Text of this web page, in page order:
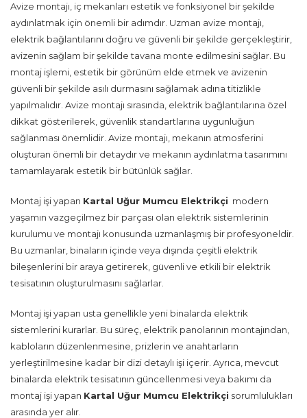
Avize montajı, iç mekanları estetik ve fonksiyonel bir şekilde
aydınlatmak için önemli bir adımdır. Uzman avize montajı,
elektrik bağlantılarını doğru ve güvenli bir şekilde gerçekleştirir,
avizenin sağlam bir şekilde tavana monte edilmesini sağlar. Bu
montaj işlemi, estetik bir görünüm elde etmek ve avizenin
güvenli bir şekilde asılı durmasını sağlamak adına titizlikle
yapılmalıdır. Avize montajı sırasında, elektrik bağlantılarına özel
dikkat gösterilerek, güvenlik standartlarına uygunluğun
sağlanması önemlidir. Avize montajı, mekanın atmosferini
oluşturan önemli bir detaydır ve mekanın aydınlatma tasarımını
tamamlayarak estetik bir bütünlük sağlar.
Montaj işi yapan Kartal Uğur Mumcu Elektrikçi modern
yaşamın vazgeçilmez bir parçası olan elektrik sistemlerinin
kurulumu ve montajı konusunda uzmanlaşmış bir profesyoneldir.
Bu uzmanlar, binaların içinde veya dışında çeşitli elektrik
bileşenlerini bir araya getirerek, güvenli ve etkili bir elektrik
tesisatının oluşturulmasını sağlarlar.
Montaj işi yapan usta genellikle yeni binalarda elektrik
sistemlerini kurarlar. Bu süreç, elektrik panolarının montajından,
kabloların düzenlenmesine, prizlerin ve anahtarların
yerleştirilmesine kadar bir dizi detaylı işi içerir. Ayrıca, mevcut
binalarda elektrik tesisatının güncellenmesi veya bakımı da
montaj işi yapan Kartal Uğur Mumcu Elektrikçi sorumlulukları
arasında yer alır.